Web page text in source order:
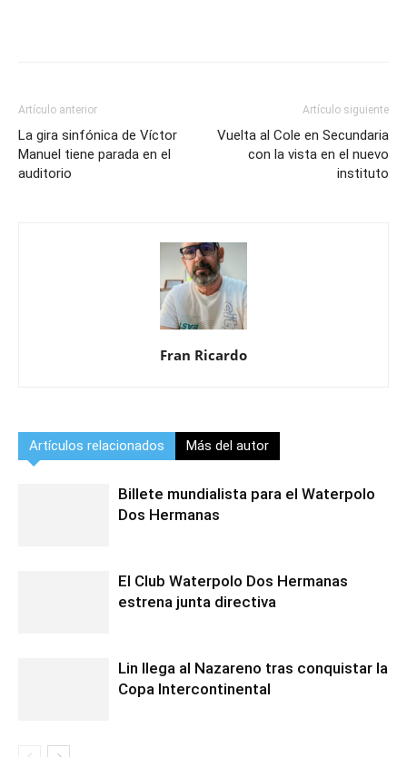
Artículo anterior
La gira sinfónica de Víctor
Manuel tiene parada en el
auditorio
Artículo siguiente
Vuelta al Cole en Secundaria
con la vista en el nuevo
instituto
Fran Ricardo
Artículos relacionados Más del autor
Billete mundialista para el Waterpolo
Dos Hermanas
El Club Waterpolo Dos Hermanas
estrena junta directiva
Lin llega al Nazareno tras conquistar la
Copa Intercontinental